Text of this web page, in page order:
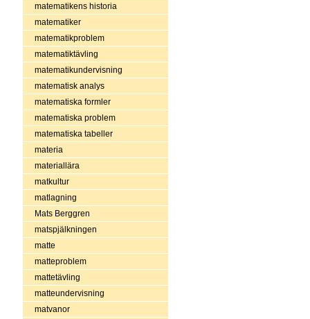
matematikens historia
matematiker
matematikproblem
matematiktävling
matematikundervisning
matematisk analys
matematiska formler
matematiska problem
matematiska tabeller
materia
materiallära
matkultur
matlagning
Mats Berggren
matspjälkningen
matte
matteproblem
mattetävling
matteundervisning
matvanor